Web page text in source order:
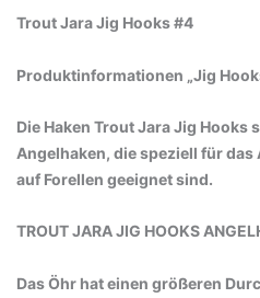
Trout Jara Jig Hooks #4
Produktinformationen „Jig
Die Haken Trout Jara Jig Hooks
Angelhaken, die speziell für
auf Forellen geeignet sind.
TROUT JARA JIG HOOKS
Das Öhr hat einen größeren